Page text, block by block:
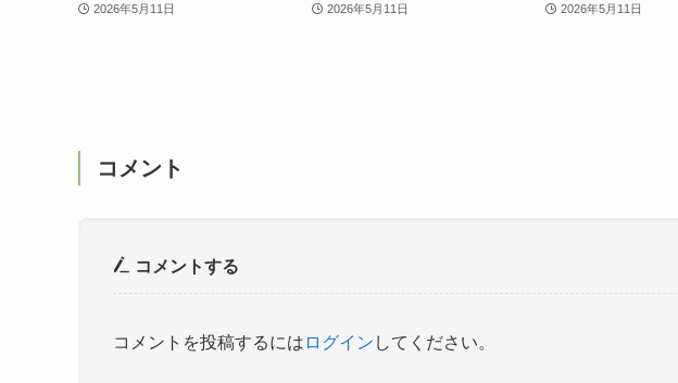
2026年5月11日 2026年5月11日 2026年5月11日
コメント
コメントする
コメントを投稿するには ログイン してください。